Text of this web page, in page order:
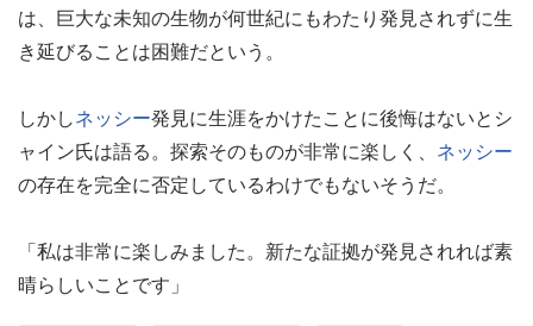
は、巨大な未知の生物が何世紀にもわたり発見されずに生
き延びることは困難だという。
しかしネッシー発見に生涯をかけたことに後悔はないとシ
ャイン氏は語る。探索そのものが非常に楽しく、 ネッシー
の存在を完全に否定しているわけでもないそうだ。
「私は非常に楽しみました。新たな証拠が発見されれば素
晴らしいことです」